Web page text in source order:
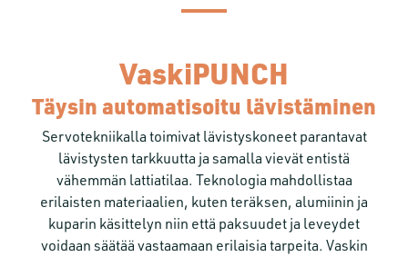
VaskiPUNCH
Täysin automatisoitu lävistäminen
Servotekniikalla toimivat lävistyskoneet parantavat
lävistysten tarkkuutta ja samalla vievät entistä
vähemmän lattiatilaa. Teknologia mahdollistaa
erilaisten materiaalien, kuten teräksen, alumiinin ja
kuparin käsittelyn niin että paksuudet ja leveydet
voidaan säätää vastaamaan erilaisia tarpeita. Vaskin